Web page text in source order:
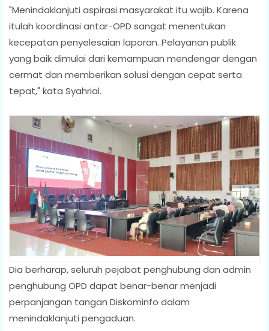
"Menindaklanjuti aspirasi masyarakat itu wajib. Karena
itulah koordinasi antar-OPD sangat menentukan
kecepatan penyelesaian laporan. Pelayanan publik
yang baik dimulai dari kemampuan mendengar dengan
cermat dan memberikan solusi dengan cepat serta
tepat," kata Syahrial.
Dia berharap, seluruh pejabat penghubung dan admin
penghubung OPD dapat benar-benar menjadi
perpanjangan tangan Diskominfo dalam
menindaklanjuti pengaduan.